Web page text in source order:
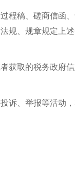
稿、磋商信函、
规、规章规定上
取的税务政府信
、举报等活动，